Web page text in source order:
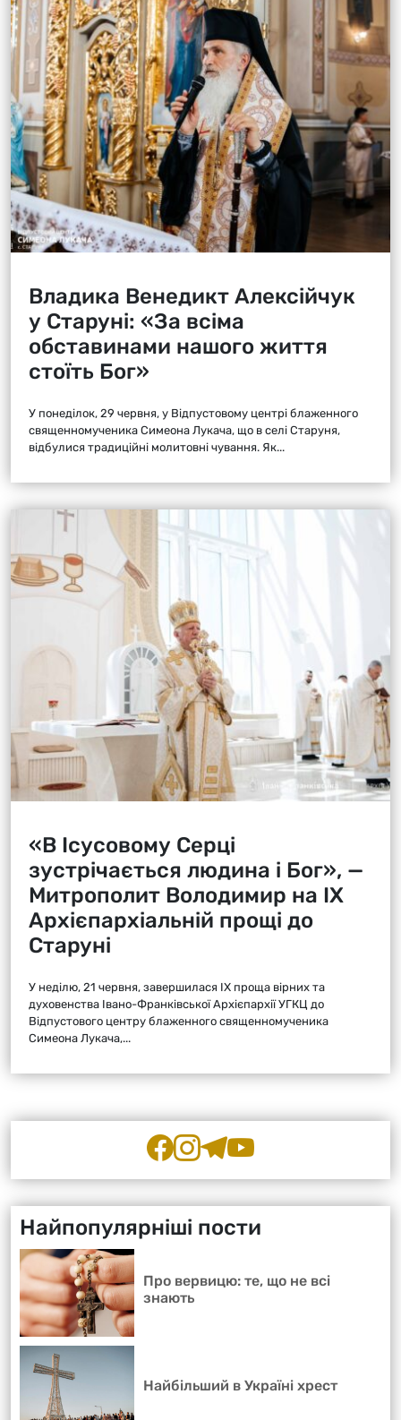
Владика Венедикт Алексійчук
у Старуні: «За всіма
обставинами нашого життя
стоїть Бог»
У понеділок, 29 червня, у Відпустовому центрі блаженного
священномученика Симеона Лукача, що в селі Старуня,
відбулися традиційні молитовні чування. Як...
«В Ісусовому Серці
зустрічається людина і Бог», —
Митрополит Володимир на ІХ
Архієпархіальній прощі до
Старуні
У неділю, 21 червня, завершилася ІХ проща вірних та
духовенства Івано-Франківської Архієпархії УГКЦ до
Відпустового центру блаженного священномученика
Симеона Лукача,...
Найпопулярніші пости
Про вервицю: те, що не всі
знають
Найбільший в Україні хрест